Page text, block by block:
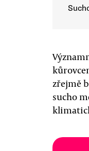
zřejmě
sucho